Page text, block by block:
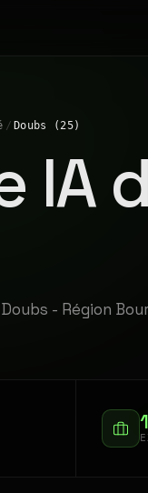
/ Doubs (25)
IA
- Région